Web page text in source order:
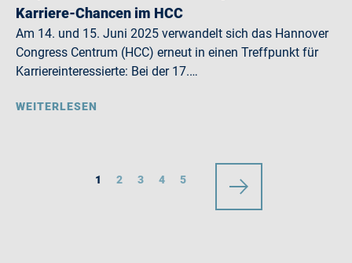
Karriere-Chancen im HCC
Am 14. und 15. Juni 2025 verwandelt sich das Hannover
Congress Centrum (HCC) erneut in einen Treffpunkt für
Karriereinteressierte: Bei der 17.…
WEITERLESEN
1 2 3 4 5